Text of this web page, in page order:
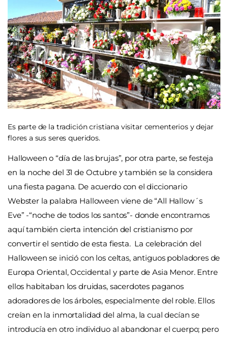
Es parte de la tradición cristiana visitar cementerios y dejar
flores a sus seres queridos.
Halloween o “día de las brujas”, por otra parte, se festeja
en la noche del 31 de Octubre y también se la considera
una fiesta pagana. De acuerdo con el diccionario
Webster la palabra Halloween viene de “All Hallow´s
Eve” -“noche de todos los santos”- donde encontramos
aquí también cierta intención del cristianismo por
convertir el sentido de esta fiesta. La celebración del
Halloween se inició con los celtas, antiguos pobladores de
Europa Oriental, Occidental y parte de Asia Menor. Entre
ellos habitaban los druidas, sacerdotes paganos
adoradores de los árboles, especialmente del roble. Ellos
creían en la inmortalidad del alma, la cual decían se
introducía en otro individuo al abandonar el cuerpo; pero